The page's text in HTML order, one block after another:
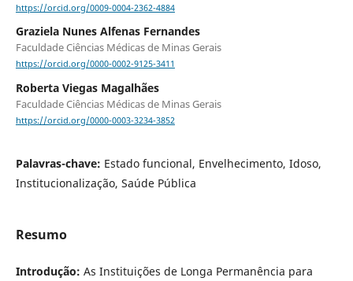
https://orcid.org/0009-0004-2362-4884
Graziela Nunes Alfenas Fernandes
Faculdade Ciências Médicas de Minas Gerais
https://orcid.org/0000-0002-9125-3411
Roberta Viegas Magalhães
Faculdade Ciências Médicas de Minas Gerais
https://orcid.org/0000-0003-3234-3852
Palavras-chave: Estado funcional, Envelhecimento, Idoso,
Institucionalização, Saúde Pública
Resumo
Introdução: As Instituições de Longa Permanência para